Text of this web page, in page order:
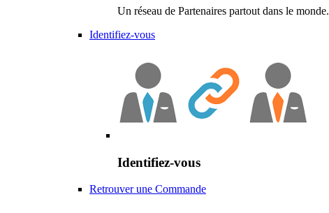
Un réseau de Partenaires partout dans le monde.
Identifiez-vous
Identifiez-vous
Retrouver une Commande